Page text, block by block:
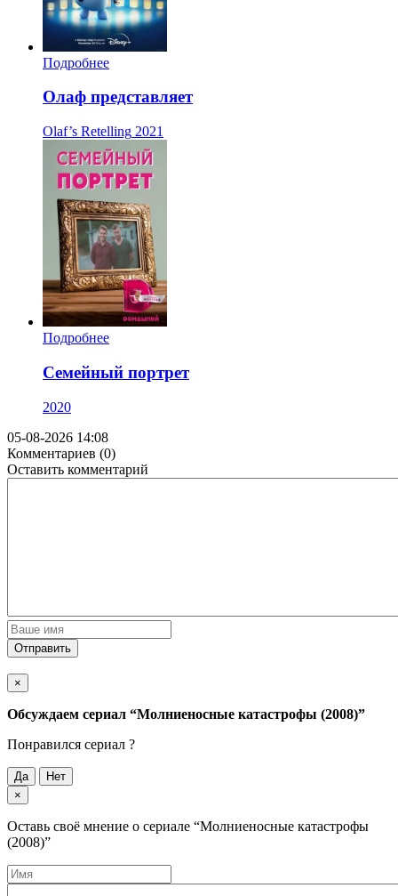
Подробнее
Олаф представляет
Olaf’s Retelling 2021
Подробнее
Семейный портрет
2020
05-08-2026 14:08
Комментариев (0)
Оставить комментарий
Отправить
×
Обсуждаем cериал “Молниеносные катастрофы (2008)”
Понравился cериал ?
Да
Нет
×
Оставь своё мнение о cериале “Молниеносные катастрофы
(2008)”